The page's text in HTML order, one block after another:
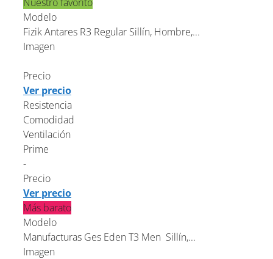
Modelo
Fizik Antares R3 Regular Sillín, Hombre,...
Imagen
Precio
Ver precio
Resistencia
Comodidad
Ventilación
Prime
-
Precio
Ver precio
Más barato
Modelo
Manufacturas Ges Eden T3 Men Sillín,...
Imagen